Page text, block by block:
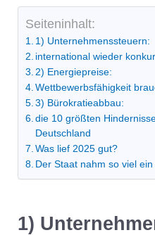
Seiteninhalt:
1) Unternehmenssteuern:
international wieder
2) Energiepreise:
Wettbewerbsfähigkeit
3) Bürokratieabbau:
die 10 größten
Deutschland
Was lief 2025 gut?
Der Staat nahm so viel
1)